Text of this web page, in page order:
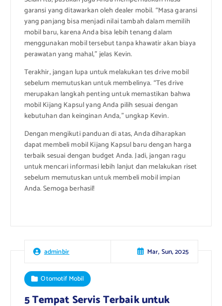
garansi yang ditawarkan oleh dealer mobil. “Masa garansi
yang panjang bisa menjadi nilai tambah dalam memilih
mobil baru, karena Anda bisa lebih tenang dalam
menggunakan mobil tersebut tanpa khawatir akan biaya
perawatan yang mahal,” jelas Kevin.
Terakhir, jangan lupa untuk melakukan tes drive mobil
sebelum memutuskan untuk membelinya. “Tes drive
merupakan langkah penting untuk memastikan bahwa
mobil Kijang Kapsul yang Anda pilih sesuai dengan
kebutuhan dan keinginan Anda,” ungkap Kevin.
Dengan mengikuti panduan di atas, Anda diharapkan
dapat membeli mobil Kijang Kapsul baru dengan harga
terbaik sesuai dengan budget Anda. Jadi, jangan ragu
untuk mencari informasi lebih lanjut dan melakukan riset
sebelum memutuskan untuk membeli mobil impian
Anda. Semoga berhasil!
adminbir Mar, Sun, 2025
Otomotif Mobil
5 Tempat Servis Terbaik untuk